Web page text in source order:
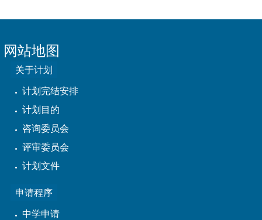
网站地图
关于计划
计划完结安排
计划目的
咨询委员会
评审委员会
计划文件
申请程序
中学申请